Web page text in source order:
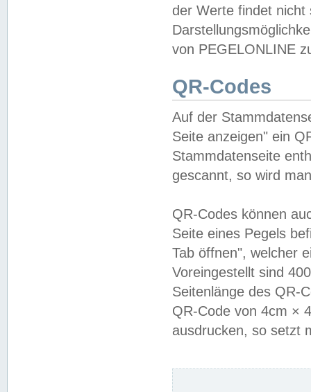
der Werte findet
von PEGELONLINE
QR-Codes
Auf der
Seite anzeigen" ein
Stammdatenseite
gescannt, so wird
QR-Codes können
Seite eines Pegels
Tab öffnen", welcher
Voreingestellt sind
Seitenlänge des QR-
QR-Code von 4cm ×
ausdrucken, so setzt